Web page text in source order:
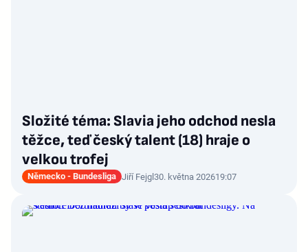
Složité téma: Slavia jeho odchod nesla
těžce, teď český talent (18) hraje o
velkou trofej
Německo - Bundesliga Jiří Fejgl30. května 202619:07